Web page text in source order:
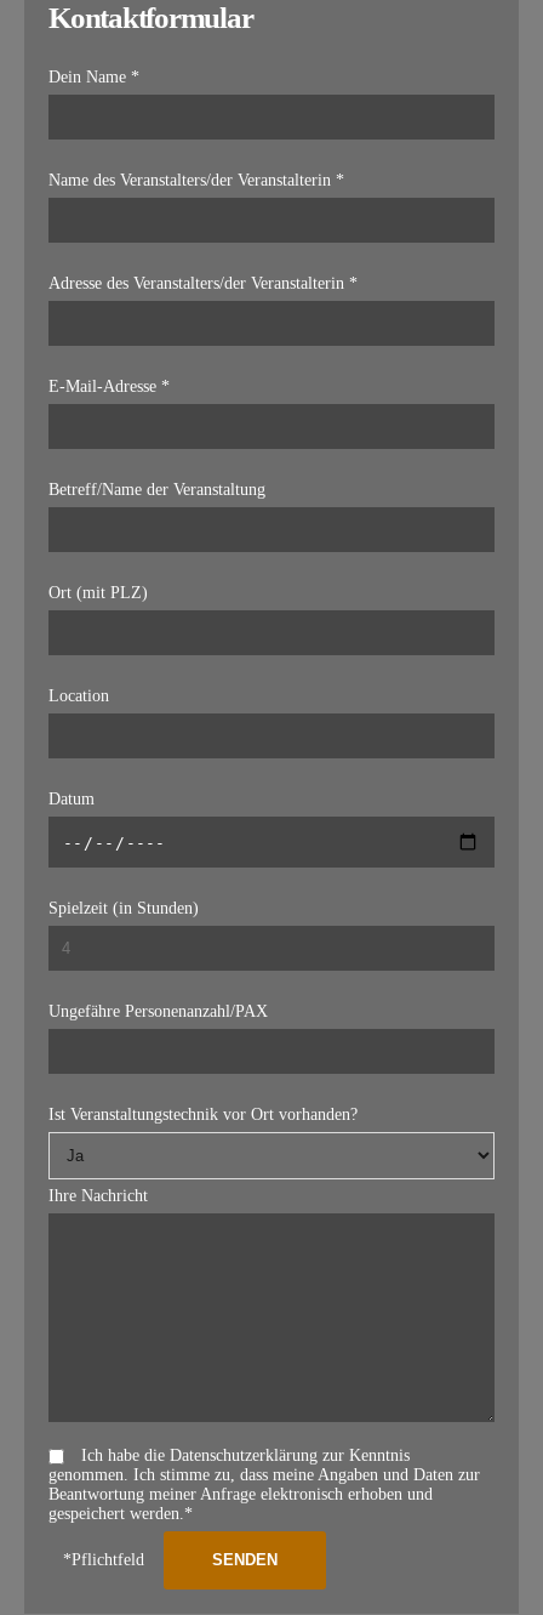
Kontaktformular
Dein Name *
Name des Veranstalters/der Veranstalterin *
Adresse des Veranstalters/der Veranstalterin *
E-Mail-Adresse *
Betreff/Name der Veranstaltung
Ort (mit PLZ)
Location
Datum
Spielzeit (in Stunden)
Ungefähre Personenanzahl/PAX
Ist Veranstaltungstechnik vor Ort vorhanden?
Ihre Nachricht
Ich habe die Datenschutzerklärung zur Kenntnis
genommen. Ich stimme zu, dass meine Angaben und Daten zur
Beantwortung meiner Anfrage elektronisch erhoben und
gespeichert werden.*
*Pflichtfeld